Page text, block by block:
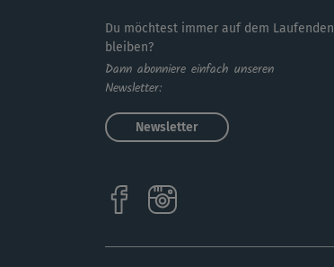
Du möchtest immer auf dem Laufenden
bleiben?
Dann abonniere einfach unseren
Newsletter:
Newsletter